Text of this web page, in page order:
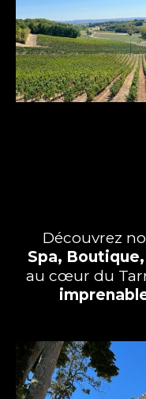
Découvrez
Spa, Boutique
au cœur du